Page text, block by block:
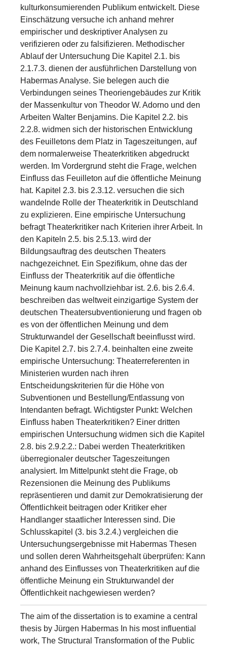
kulturkonsumierenden Publikum entwickelt. Diese
Einschätzung versuche ich anhand mehrer
empirischer und deskriptiver Analysen zu
verifizieren oder zu falsifizieren. Methodischer
Ablauf der Untersuchung Die Kapitel 2.1. bis
2.1.7.3. dienen der ausführlichen Darstellung von
Habermas Analyse. Sie belegen auch die
Verbindungen seines Theoriengebäudes zur Kritik
der Massenkultur von Theodor W. Adorno und den
Arbeiten Walter Benjamins. Die Kapitel 2.2. bis
2.2.8. widmen sich der historischen Entwicklung
des Feuilletons dem Platz in Tageszeitungen, auf
dem normalerweise Theaterkritiken abgedruckt
werden. Im Vordergrund steht die Frage, welchen
Einfluss das Feuilleton auf die öffentliche Meinung
hat. Kapitel 2.3. bis 2.3.12. versuchen die sich
wandelnde Rolle der Theaterkritik in Deutschland
zu explizieren. Eine empirische Untersuchung
befragt Theaterkritiker nach Kriterien ihrer Arbeit. In
den Kapiteln 2.5. bis 2.5.13. wird der
Bildungsauftrag des deutschen Theaters
nachgezeichnet. Ein Spezifikum, ohne das der
Einfluss der Theaterkritik auf die öffentliche
Meinung kaum nachvollziehbar ist. 2.6. bis 2.6.4.
beschreiben das weltweit einzigartige System der
deutschen Theatersubventionierung und fragen ob
es von der öffentlichen Meinung und dem
Strukturwandel der Gesellschaft beeinflusst wird.
Die Kapitel 2.7. bis 2.7.4. beinhalten eine zweite
empirische Untersuchung: Theaterreferenten in
Ministerien wurden nach ihren
Entscheidungskriterien für die Höhe von
Subventionen und Bestellung/Entlassung von
Intendanten befragt. Wichtigster Punkt: Welchen
Einfluss haben Theaterkritiken? Einer dritten
empirischen Untersuchung widmen sich die Kapitel
2.8. bis 2.9.2.2.: Dabei werden Theaterkritiken
überregionaler deutscher Tageszeitungen
analysiert. Im Mittelpunkt steht die Frage, ob
Rezensionen die Meinung des Publikums
repräsentieren und damit zur Demokratisierung der
Öffentlichkeit beitragen oder Kritiker eher
Handlanger staatlicher Interessen sind. Die
Schlusskapitel (3. bis 3.2.4.) vergleichen die
Untersuchungsergebnisse mit Habermas Thesen
und sollen deren Wahrheitsgehalt überprüfen: Kann
anhand des Einflusses von Theaterkritiken auf die
öffentliche Meinung ein Strukturwandel der
Öffentlichkeit nachgewiesen werden?
The aim of the dissertation is to examine a central
thesis by Jürgen Habermas In his most influential
work, The Structural Transformation of the Public